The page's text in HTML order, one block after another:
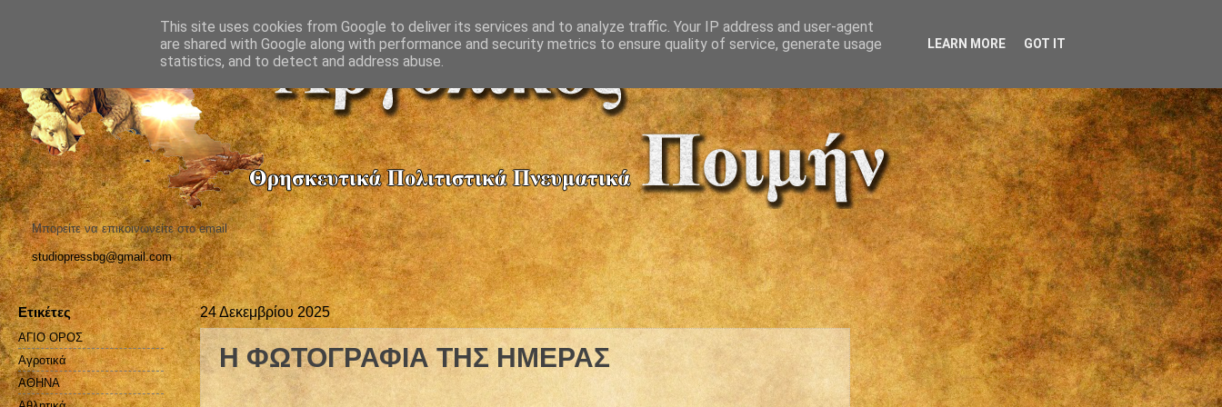
Μπορείτε να επικοινωνείτε στο email
studiopressbg@gmail.com
24 Δεκεμβρίου 2025
Η ΦΩΤΟΓΡΑΦΙΑ ΤΗΣ ΗΜΕΡΑΣ
Ετικέτες
ΑΓΙΟ ΟΡΟΣ
Αγροτικά
ΑΘΗΝΑ
This site uses cookies from Google to deliver its services and to analyze traffic. Your IP address and user-agent
are shared with Google along with performance and security metrics to ensure quality of service, generate usage
statistics, and to detect and address abuse.
LEARN MORE GOT IT